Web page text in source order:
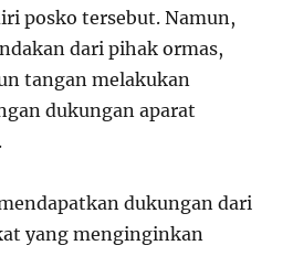
posko tersebut. Namun,
dari pihak ormas,
tangan melakukan
dukungan aparat
dukungan dari
yang menginginkan